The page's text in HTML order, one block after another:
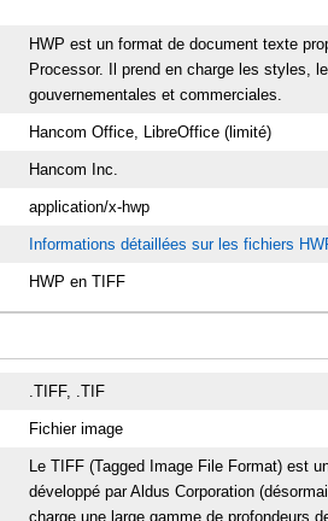
HWP est un format de document texte
Processor. Il prend en charge les styles,
gouvernementales et commerciales.
Hancom Office, LibreOffice (limité)
Hancom Inc.
application/x-hwp
Informations détaillées sur les fichiers
HWP en TIFF
.TIFF, .TIF
Fichier image
Le TIFF (Tagged Image File Format) est
développé par Aldus Corporation
charge une large gamme de profondeurs